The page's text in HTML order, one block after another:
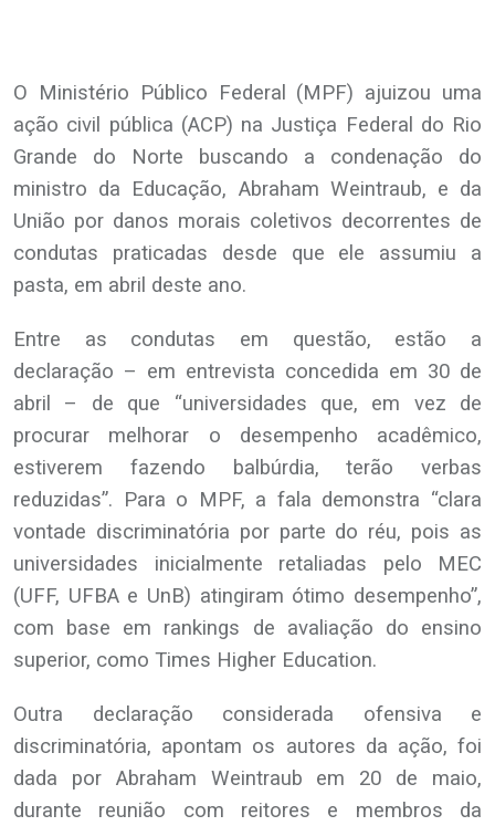
O Ministério Público Federal (MPF) ajuizou uma
ação civil pública (ACP) na Justiça Federal do Rio
Grande do Norte buscando a condenação do
ministro da Educação, Abraham Weintraub, e da
União por danos morais coletivos decorrentes de
condutas praticadas desde que ele assumiu a
pasta, em abril deste ano.
Entre as condutas em questão, estão a
declaração – em entrevista concedida em 30 de
abril – de que “universidades que, em vez de
procurar melhorar o desempenho acadêmico,
estiverem fazendo balbúrdia, terão verbas
reduzidas”. Para o MPF, a fala demonstra “clara
vontade discriminatória por parte do réu, pois as
universidades inicialmente retaliadas pelo MEC
(UFF, UFBA e UnB) atingiram ótimo desempenho”,
com base em rankings de avaliação do ensino
superior, como Times Higher Education.
Outra declaração considerada ofensiva e
discriminatória, apontam os autores da ação, foi
dada por Abraham Weintraub em 20 de maio,
durante reunião com reitores e membros da